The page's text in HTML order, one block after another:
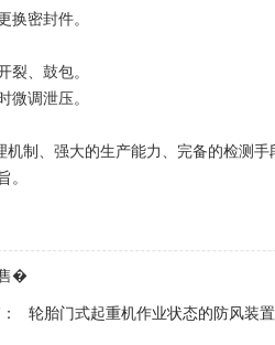
换密封件。
裂、鼓包。
微调泄压。
制、强大的生产能力、完备的检测
。
�
轮胎门式起重机作业状态的防风装